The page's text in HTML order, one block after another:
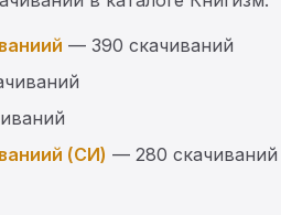
— 390 скачиваний
(СИ) — 280 скачиваний